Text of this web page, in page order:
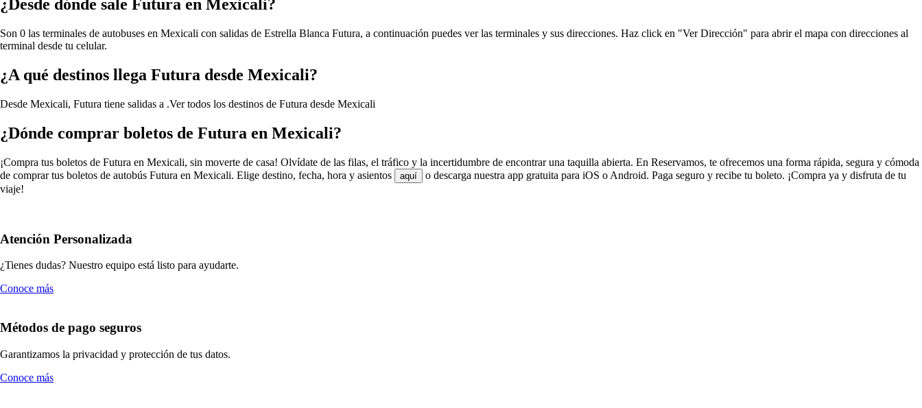
¿Desde dónde sale Futura en Mexicali?
Son 0 las terminales de autobuses en Mexicali con salidas de Estrella Blanca Futura, a continuación puedes ver las terminales y sus direcciones. Haz click en "Ver Dirección" para abrir el mapa con direcciones al
terminal desde tu celular.
¿A qué destinos llega Futura desde Mexicali?
Desde Mexicali, Futura tiene salidas a .Ver todos los destinos de Futura desde Mexicali
¿Dónde comprar boletos de Futura en Mexicali?
¡Compra tus boletos de Futura en Mexicali, sin moverte de casa! Olvídate de las filas, el tráfico y la incertidumbre de encontrar una taquilla abierta. En Reservamos, te ofrecemos una forma rápida, segura y cómoda
de comprar tus boletos de autobús Futura en Mexicali. Elige destino, fecha, hora y asientos
aquí
o descarga nuestra app gratuita para iOS o Android. Paga seguro y recibe tu boleto. ¡Compra ya y disfruta de tu
viaje!
Atención Personalizada
¿Tienes dudas? Nuestro equipo está listo para ayudarte.
Conoce más
Métodos de pago seguros
Garantizamos la privacidad y protección de tus datos.
Conoce más